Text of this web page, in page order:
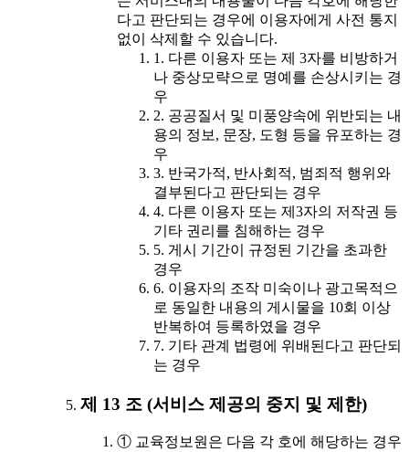
다고 판단되는 경우에 이용자에게 사전 통지
없이 삭제할 수 있습니다.
1. 다른 이용자 또는 제 3자를 비방하거
나 중상모략으로 명예를 손상시키는 경
우
2. 공공질서 및 미풍양속에 위반되는 내
용의 정보, 문장, 도형 등을 유포하는 경
우
3. 반국가적, 반사회적, 범죄적 행위와
결부된다고 판단되는 경우
4. 다른 이용자 또는 제3자의 저작권 등
기타 권리를 침해하는 경우
5. 게시 기간이 규정된 기간을 초과한
경우
6. 이용자의 조작 미숙이나 광고목적으
로 동일한 내용의 게시물을 10회 이상
반복하여 등록하였을 경우
7. 기타 관계 법령에 위배된다고 판단되
는 경우
제 13 조 (서비스 제공의 중지 및 제한)
① 교육정보원은 다음 각 호에 해당하는 경우